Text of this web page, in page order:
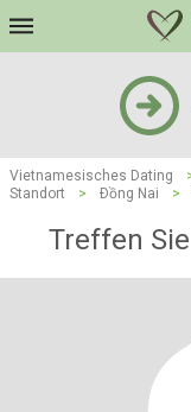
Vietnamesisches Dating
Standort
> Ðồng Nai >
Treffen